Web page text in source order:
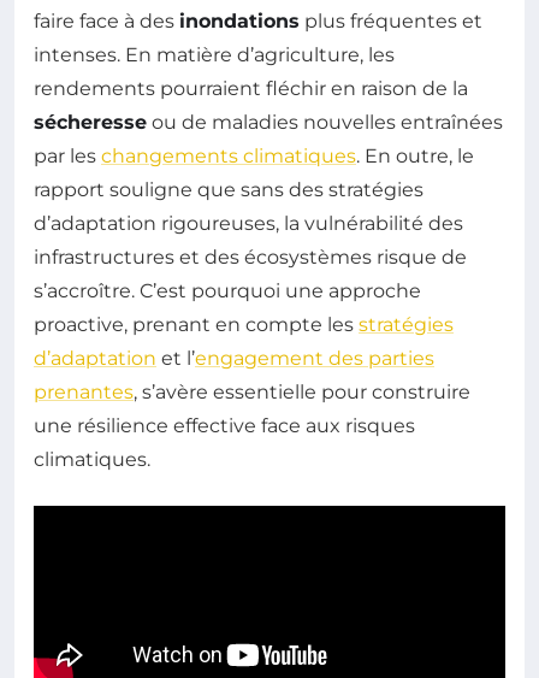
faire face à des inondations plus fréquentes et
intenses. En matière d’agriculture, les
rendements pourraient fléchir en raison de la
sécheresse ou de maladies nouvelles entraînées
par les changements climatiques. En outre, le
rapport souligne que sans des stratégies
d’adaptation rigoureuses, la vulnérabilité des
infrastructures et des écosystèmes risque de
s’accroître. C’est pourquoi une approche
proactive, prenant en compte les stratégies
d’adaptation et l’engagement des parties
prenantes, s’avère essentielle pour construire
une résilience effective face aux risques
climatiques.